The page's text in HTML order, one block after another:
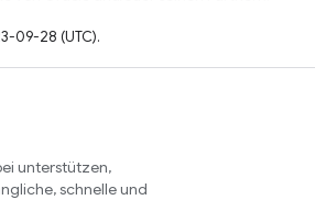
09-28 (UTC).
unterstützen,
schnelle und